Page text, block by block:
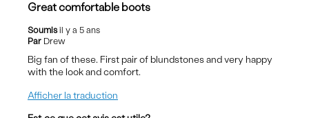
Great comfortable boots
Soumisil y a 5 ans
Par Drew
Big fan of these. First pair of blundstones and very happy
with the look and comfort.
Afficher la traduction